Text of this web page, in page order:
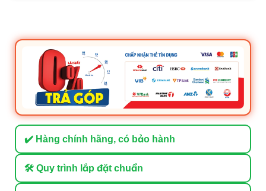
✔️ Hàng chính hãng, có bảo hành
🛠 Quy trình lắp đặt chuẩn